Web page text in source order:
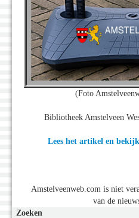
(Foto
Bibliotheek Amstelveen
Lees het artikel en
Amstelveenweb.com is niet
van de
Zoeken